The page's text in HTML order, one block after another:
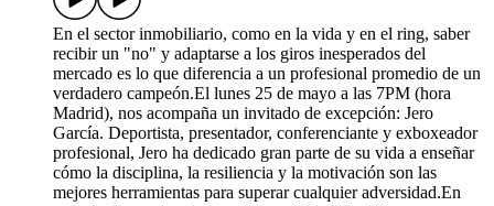
En el sector inmobiliario, como en la vida y en el ring, saber
recibir un "no" y adaptarse a los giros inesperados del
mercado es lo que diferencia a un profesional promedio de un
verdadero campeón.El lunes 25 de mayo a las 7PM (hora
Madrid), nos acompaña un invitado de excepción: Jero
García. Deportista, presentador, conferenciante y exboxeador
profesional, Jero ha dedicado gran parte de su vida a enseñar
cómo la disciplina, la resiliencia y la motivación son las
mejores herramientas para superar cualquier adversidad.En